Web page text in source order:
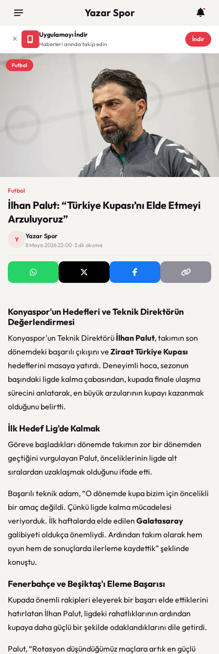
Yazar Spor
Uygulamayı İndir
Haberleri anında takip edin
İndir
Futbol
Futbol
İlhan Palut: “Türkiye Kupası’nı Elde Etmeyi
Arzuluyoruz”
Y Yazar Spor
8 Mayıs 2026 22:00 · 3 dk okuma
Konyaspor'un Hedefleri ve Teknik Direktörün
Değerlendirmesi
Konyaspor'un Teknik Direktörü İlhan Palut, takımın son
dönemdeki başarılı çıkışını ve Ziraat Türkiye Kupası
hedeflerini masaya yatırdı. Deneyimli hoca, sezonun
başındaki ligde kalma çabasından, kupada finale ulaşma
sürecini anlatarak, en büyük arzularının kupayı kazanmak
olduğunu belirtti.
İlk Hedef Lig'de Kalmak
Göreve başladıkları dönemde takımın zor bir dönemden
geçtiğini vurgulayan Palut, önceliklerinin ligde alt
sıralardan uzaklaşmak olduğunu ifade etti.
Başarılı teknik adam, “O dönemde kupa bizim için öncelikli
bir amaç değildi. Çünkü ligde kalma mücadelesi
veriyorduk. İlk haftalarda elde edilen Galatasaray
galibiyeti oldukça önemliydi. Ardından takım olarak hem
oyun hem de sonuçlarda ilerleme kaydettik” şeklinde
konuştu.
Fenerbahçe ve Beşiktaş'ı Eleme Başarısı
Kupada önemli rakipleri eleyerek bir başarı elde ettiklerini
hatırlatan İlhan Palut, ligdeki rahatlıklarının ardından
kupaya daha güçlü bir şekilde odaklandıklarını dile getirdi.
Palut, “Rotasyon düşündüğümüz maçlara artık en güçlü